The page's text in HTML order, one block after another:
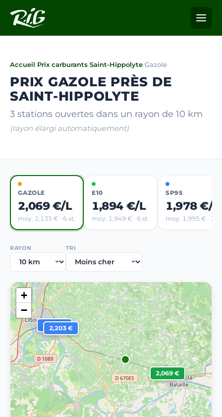
Accueil/Prix carburants/Saint-Hippolyte/Gazole
PRIX GAZOLE PRÈS DE
SAINT-HIPPOLYTE
3 stations ouvertes dans un rayon de 10 km
(rayon élargi automatiquement)
GAZOLE
2,069 €/L
moy. 2,135 € · 6 st.
E10
1,894 €/L
moy. 1,949 € · 6 st.
SP95
1,978 €/L
moy. 1,995 € · 3
RAYON TRI
2,069 €
2,149 €
2,203 €
+
−